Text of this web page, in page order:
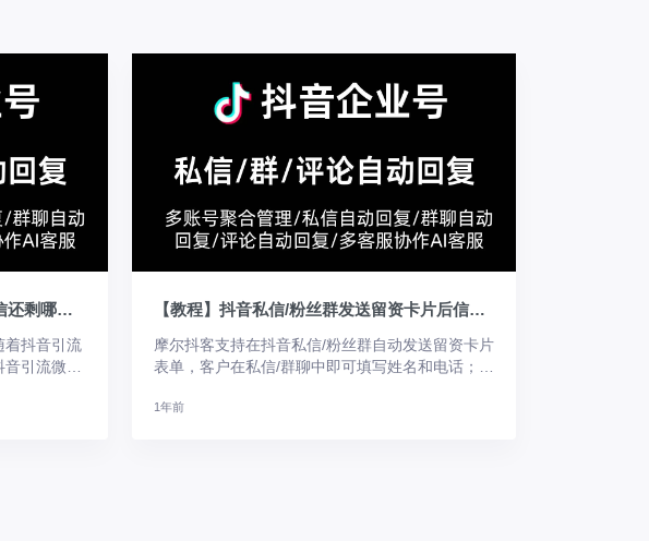
官方政策再次缩紧，抖音跳转加微信还剩哪些方法？
着抖音引流
引流微信
【教程】抖音私信/粉丝群发送留资卡片后信息统计以及自动发送短信加微。
摩尔抖客支持在抖音私信/粉丝群自动发送留资卡片
表单，客户在私信/群聊中即可填写姓名和电话；当
动发送短信引导客户加微信。
1年前